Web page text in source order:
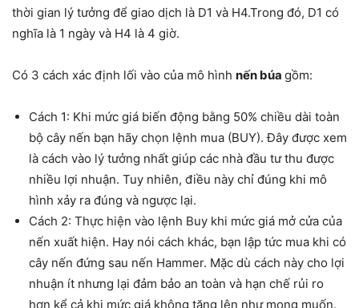
thời gian lý tưởng để giao dịch là D1 và H4.Trong đó, D1 có
nghĩa là 1 ngày và H4 là 4 giờ.
Có 3 cách xác định lối vào của mô hình nến búa gồm:
Cách 1: Khi mức giá biến động bằng 50% chiều dài toàn
bộ cây nến bạn hãy chọn lệnh mua (BUY). Đây được xem
là cách vào lý tưởng nhất giúp các nhà đầu tư thu được
nhiều lợi nhuận. Tuy nhiên, điều này chỉ đúng khi mô
hình xảy ra đúng và ngược lại.
Cách 2: Thực hiện vào lệnh Buy khi mức giá mở cửa của
nến xuất hiện. Hay nói cách khác, bạn lập tức mua khi có
cây nến đứng sau nến Hammer. Mặc dù cách này cho lợi
nhuận ít nhưng lại đảm bảo an toàn và hạn chế rủi ro
hơn kể cả khi mức giá không tăng lên như mong muốn.